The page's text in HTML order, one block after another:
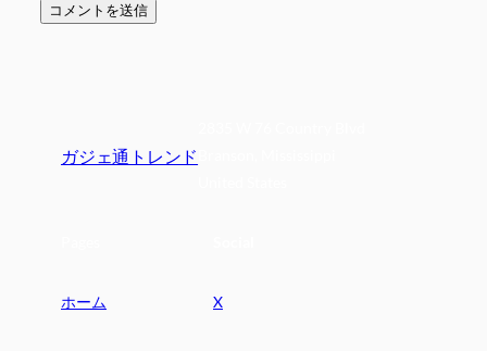
ガジェ通トレンド
ホーム X